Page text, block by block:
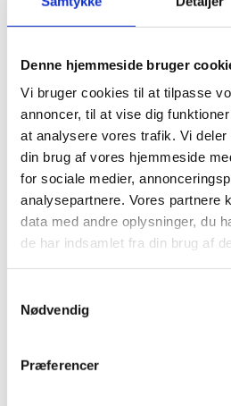
Denne hjemmeside bruger
Vi bruger cookies til at tilpasse
annoncer, til at vise dig
at analysere vores trafik. Vi
din brug af vores hjemmeside
for sociale medier,
analysepartnere. Vores partnere
data med andre oplysninger, du
de har indsamlet fra din brug af
Nødvendig
Præferencer
Der er offentlige høringer af
konceptnoter, som udarbejdes
af alle større bevillinger og nye
politikdokumenter i
udviklingssamarbejdet. En
foreløbig beskrivelse af et
strategi.
høringssvar.
høringssvar på dansk. Du kan
høringssvar fra tidligere